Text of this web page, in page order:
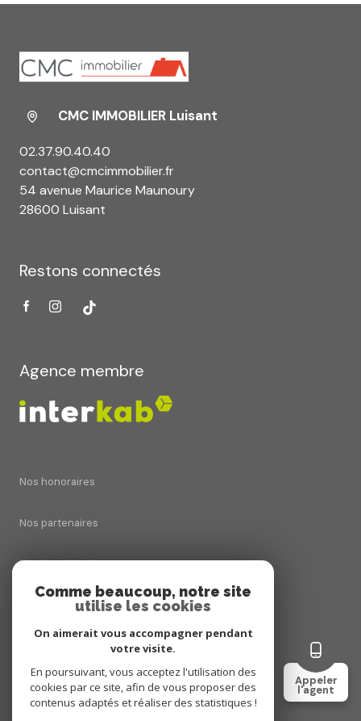
Appeler
l'agent
CMC IMMOBILIER Luisant
02.37.90.40.40
contact@cmcimmobilier.fr
54 avenue Maurice Maunoury
28600 Luisant
Restons connectés
Agence membre
Nos honoraires
Nos partenaires
Mentions légales
Cookies
Comme beaucoup, notre site
utilise les cookies
On aimerait vous accompagner pendant
votre visite.
En poursuivant, vous acceptez l'utilisation des
cookies par ce site, afin de vous proposer des
contenus adaptés et réaliser des statistiques !